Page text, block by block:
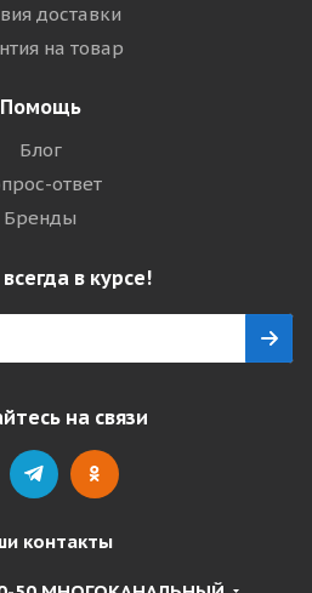
доставки
на товар
Помощь
Блог
ответ
Бренды
в курсе!
на связи
контакты